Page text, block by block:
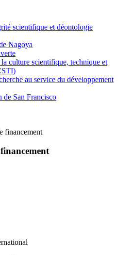
scientifique et déontologie
Nagoya
culture scientifique, technique et
au service du développement
de San Francisco
financement